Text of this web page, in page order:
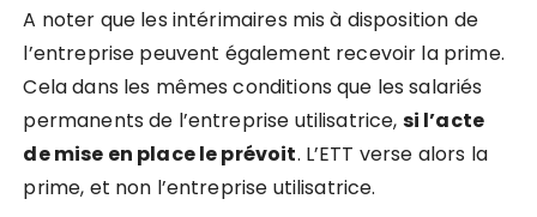
A noter que les intérimaires mis à disposition de
l’entreprise peuvent également recevoir la prime.
Cela dans les mêmes conditions que les salariés
permanents de l’entreprise utilisatrice, si l’acte
de mise en place le prévoit. L’ETT verse alors la
prime, et non l’entreprise utilisatrice.